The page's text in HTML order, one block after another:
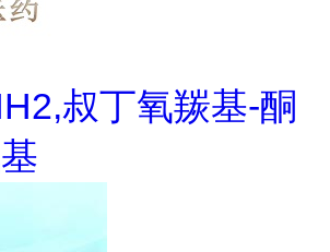
叔丁氧羰基-酮